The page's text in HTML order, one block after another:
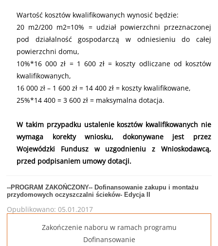
Wartość kosztów kwalifikowanych wynosić będzie:
20 m2/200 m2=10% = udział powierzchni przeznaczonej
pod działalność gospodarczą w odniesieniu do całej
powierzchni domu,
10%*16 000 zł = 1 600 zł = koszty odliczane od kosztów
kwalifikowanych,
16 000 zł – 1 600 zł = 14 400 zł = koszty kwalifikowane,
25%*14 400 = 3 600 zł = maksymalna dotacja.
W takim przypadku ustalenie kosztów kwalifikowanych nie
wymaga korekty wniosku, dokonywane jest przez
Wojewódzki Fundusz w uzgodnieniu z Wnioskodawcą,
przed podpisaniem umowy dotacji.
--PROGRAM ZAKOŃCZONY-- Dofinansowanie zakupu i montażu
przydomowych oczyszczalni ścieków- Edycja II
Opublikowano: 05.01.2017
Zakończenie naboru w ramach programu
Dofinansowanie